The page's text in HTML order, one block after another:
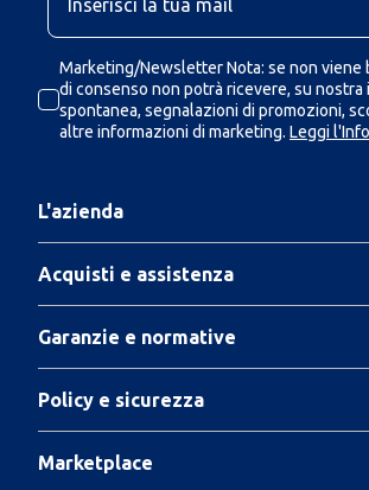
Marketing/Newsletter Nota: se non viene
di consenso non potrà ricevere, su nostra
spontanea, segnalazioni di promozioni,
altre informazioni di marketing. Leggi
L'azienda
Acquisti e assistenza
Garanzie e normative
Policy e sicurezza
Marketplace